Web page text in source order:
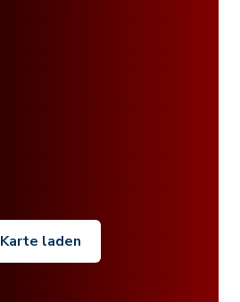
Karte laden